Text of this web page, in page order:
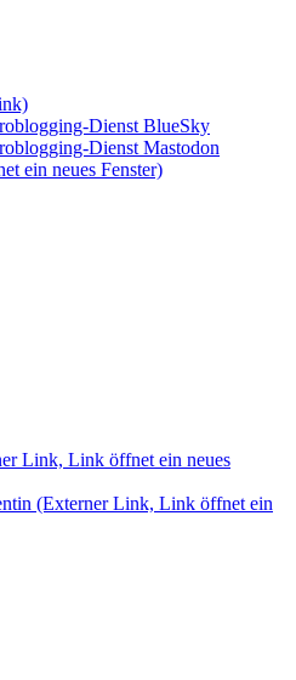
Dienst BlueSky
Dienst Mastodon
ein neues Fenster)
Link, Link öffnet ein neues
(Externer Link, Link öffnet ein